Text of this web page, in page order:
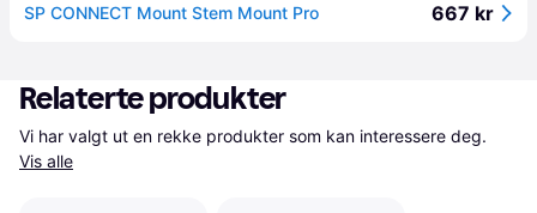
SP CONNECT Mount Stem Mount Pro 667 kr
Relaterte produkter
Vis alle